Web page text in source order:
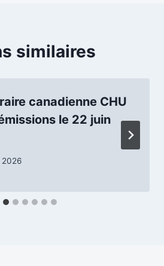
similaires
canadienne CHU
le 22 juin
2026